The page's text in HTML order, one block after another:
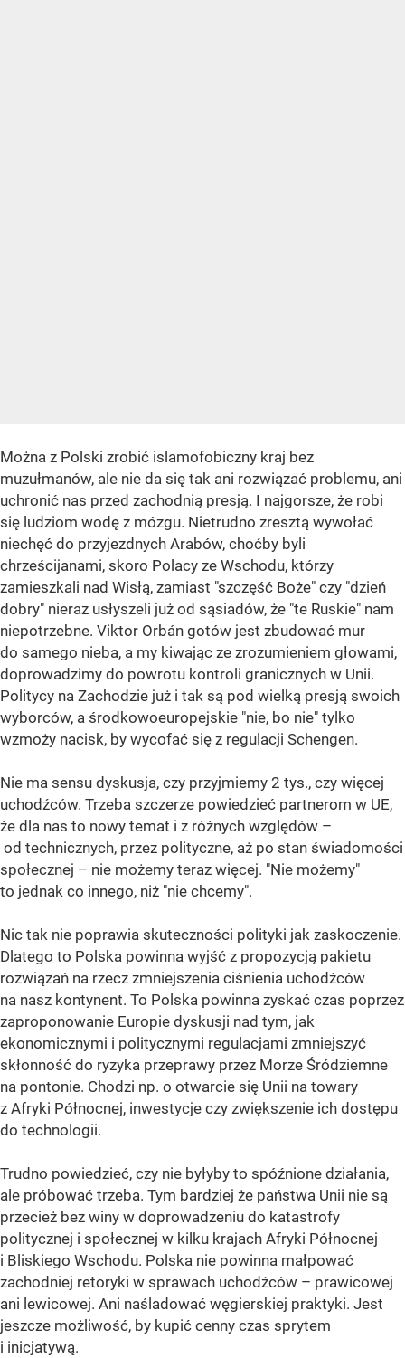
Można z Polski zrobić islamofobiczny kraj bez
muzułmanów, ale nie da się tak ani rozwiązać problemu, ani
uchronić nas przed zachodnią presją. I najgorsze, że robi
się ludziom wodę z mózgu. Nietrudno zresztą wywołać
niechęć do przyjezdnych Arabów, choćby byli
chrześcijanami, skoro Polacy ze Wschodu, którzy
zamieszkali nad Wisłą, zamiast "szczęść Boże" czy "dzień
dobry" nieraz usłyszeli już od sąsiadów, że "te Ruskie" nam
niepotrzebne. Viktor Orbán gotów jest zbudować mur
do samego nieba, a my kiwając ze zrozumieniem głowami,
doprowadzimy do powrotu kontroli granicznych w Unii.
Politycy na Zachodzie już i tak są pod wielką presją swoich
wyborców, a środkowoeuropejskie "nie, bo nie" tylko
wzmoży nacisk, by wycofać się z regulacji Schengen.
Nie ma sensu dyskusja, czy przyjmiemy 2 tys., czy więcej
uchodźców. Trzeba szczerze powiedzieć partnerom w UE,
że dla nas to nowy temat i z różnych względów –
od technicznych, przez polityczne, aż po stan świadomości
społecznej – nie możemy teraz więcej. "Nie możemy"
to jednak co innego, niż "nie chcemy".
Nic tak nie poprawia skuteczności polityki jak zaskoczenie.
Dlatego to Polska powinna wyjść z propozycją pakietu
rozwiązań na rzecz zmniejszenia ciśnienia uchodźców
na nasz kontynent. To Polska powinna zyskać czas poprzez
zaproponowanie Europie dyskusji nad tym, jak
ekonomicznymi i politycznymi regulacjami zmniejszyć
skłonność do ryzyka przeprawy przez Morze Śródziemne
na pontonie. Chodzi np. o otwarcie się Unii na towary
z Afryki Północnej, inwestycje czy zwiększenie ich dostępu
do technologii.
Trudno powiedzieć, czy nie byłyby to spóźnione działania,
ale próbować trzeba. Tym bardziej że państwa Unii nie są
przecież bez winy w doprowadzeniu do katastrofy
politycznej i społecznej w kilku krajach Afryki Północnej
i Bliskiego Wschodu. Polska nie powinna małpować
zachodniej retoryki w sprawach uchodźców – prawicowej
ani lewicowej. Ani naśladować węgierskiej praktyki. Jest
jeszcze możliwość, by kupić cenny czas sprytem
i inicjatywą.